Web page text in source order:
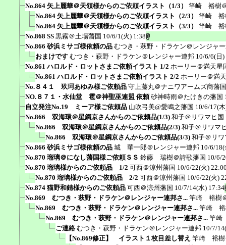
No.864 矢上麗華＠天領様からのご依頼イラスト（1/3）
竿崎 裕樹
No.864 矢上麗華＠天領様からのご依頼イラスト（2/3）
竿崎 裕
No.864 矢上麗華＠天領様からのご依頼イラスト（3/3）
竿崎 裕
No.868 SS 黒霧＠土場藩国 10/6/1(火) 1:38
No.866 砂浜ミサゴ様依頼の品 むつき・萩野・ドラケン＠レンジャ
おまけです むつき・萩野・ドラケン＠レンジャー連邦 10/6/6(日)
No.861 ハロルド・ロットさまご依頼イラスト 1/2 ホーリー＠満天星
No.861 ハロルド・ロットさまご依頼イラスト 2/2 ホーリー＠満
No.８４１ 玖珂あゆみ様ご依頼品 守上藤丸＠ナニワアームズ商藩国
NO.８７１・水仙堂 雹＠神聖巫連盟 依頼 砂神時雨＠たけきの藩国
自立発注No.19 ミーア様ご依頼品 山吹弓美@愛鳴之藩国 10/6/17(
No.866 双海環＠星鋼京さんからのご依頼品(1/3) 和子＠リワマヒ国
No.866 双海環＠星鋼京さんからのご依頼品(2/3) 和子＠リワマ
No.866 双海環＠星鋼京さんからのご依頼品(3/3) 和子＠リワ
No.866 砂浜ミサゴ様依頼の品 城 華一郎＠レンジャー連邦 10/6/
No.870 瑠璃＠になし藩国様ご依頼ＳＳ 鈴藤 瑞樹＠詩歌藩国 10/6/
No.870 瑠璃様からのご依頼品 1/2 可西＠涼州藩国 10/6/22(火)
No.870 瑠璃様からのご依頼品 2/2 可西＠涼州藩国 10/6/22(火)
No.874 猫野和錆様からのご依頼品 可西＠涼州藩国 10/7/14(水) 17:34
No.869 むつき・萩野・ドラケン＠レンジャー連邦さ... 竿崎 裕樹
No.869 むつき・萩野・ドラケン＠レンジャー連邦さ... 竿崎 裕
No.869 むつき・萩野・ドラケン＠レンジャー連邦さ... 竿崎
ご連絡 むつき・萩野・ドラケン＠レンジャー連邦 10/7/
【No.869修正】 イラスト１枚目差し替え 竿崎 裕樹